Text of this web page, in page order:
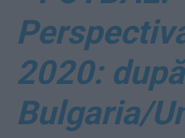
2020:
Bulgaria/